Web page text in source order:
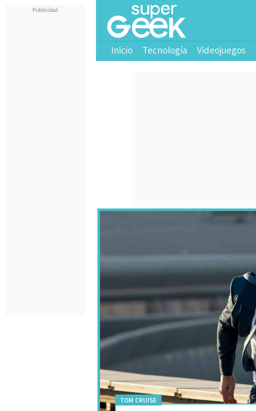
Inicio Tecnología Videojuegos
TOM CRUISE